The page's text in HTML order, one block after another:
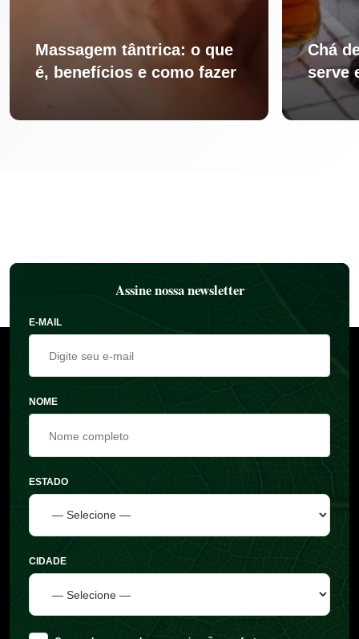
Massagem tântrica: o que
é, benefícios e como fazer
Chá
serve
Assine nossa newsletter
E-MAIL
NOME
ESTADO
CIDADE